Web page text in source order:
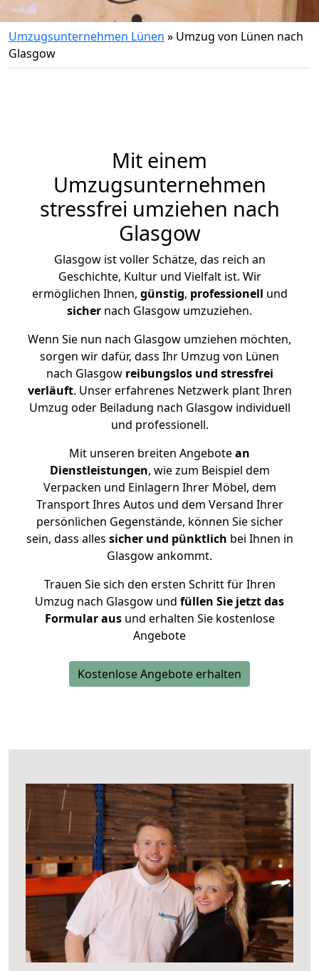
Umzugsunternehmen Lünen » Umzug von Lünen nach
Glasgow
Mit einem
Umzugsunternehmen
stressfrei umziehen nach
Glasgow
Glasgow ist voller Schätze, das reich an
Geschichte, Kultur und Vielfalt ist. Wir
ermöglichen Ihnen, günstig, professionell und
sicher nach Glasgow umzuziehen.
Wenn Sie nun nach Glasgow umziehen möchten,
sorgen wir dafür, dass Ihr Umzug von Lünen
nach Glasgow reibungslos und stressfrei
verläuft. Unser erfahrenes Netzwerk plant Ihren
Umzug oder Beiladung nach Glasgow individuell
und professionell.
Mit unseren breiten Angebotean
Dienstleistungen, wie zum Beispiel dem
Verpacken und Einlagern Ihrer Möbel, dem
Transport Ihres Autos und dem Versand Ihrer
persönlichen Gegenstände, können Sie sicher
sein, dass alles sicher und pünktlich bei Ihnen in
Glasgow ankommt.
Trauen Sie sich den ersten Schritt für Ihren
Umzug nach Glasgow und füllen Sie jetzt das
Formular ausund erhalten Sie kostenlose
Angebote
Kostenlose Angebote erhalten